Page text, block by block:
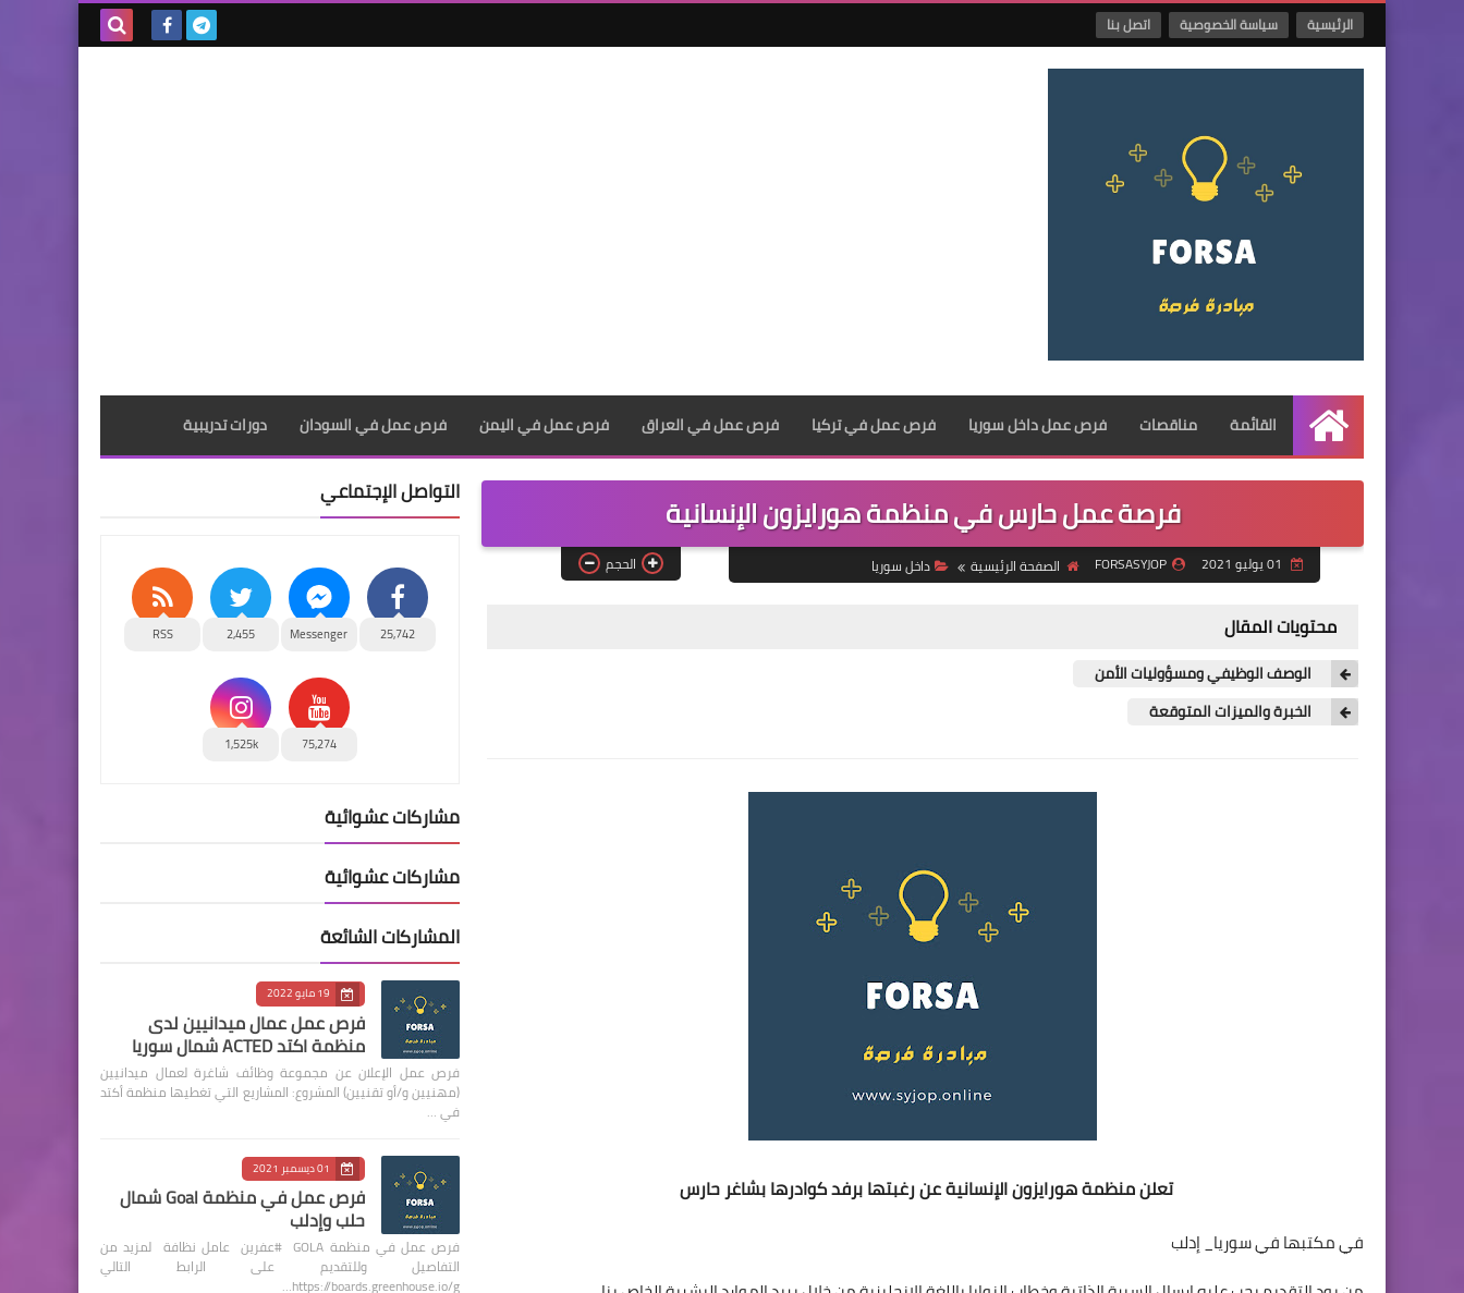
الرئيسية سياسة الخصوصية اتصل بنا
الرئيسية
القائمة مناقصات فرص عمل داخل سوريا فرص عمل في تركيا فرص عمل في العراق فرص عمل في اليمن فرص عمل في السودان دورات تدريبية
فرصة عمل حارس في منظمة هورايزون الإنسانية
FORSASYJOP الصفحة الرئيسية داخل سوريا الحجم
محتويات المقال
الوصف الوظيفي ومسؤوليات الأمن
الخبرة والميزات المتوقعة
تعلن منظمة هورايزون الإنسانية عن رغبتها برفد كوادرها بشاغر حارس
في مكتبها في سوريا_ إدلب
التواصل الإجتماعي
25,742
Messenger
2,455
RSS
75,274
1,525k
مشاركات عشوائية
مشاركات عشوائية
المشاركات الشائعة
19 مايو 2022
فرص عمل عمال ميدانيين لدى
منظمة اكتد ACTED شمال سوريا
فرص عمل الإعلان عن مجموعة وظائف شاغرة لعمال ميدانيين
(مهنيين و/أو تقنيين) المشروع: المشاريع التي تغطيها منظمة أكتد
في …
01 ديسمبر 2021
فرص عمل في منظمة Goal شمال
حلب وإدلب
فرص عمل في منظمة GOLA #عفرين عامل نظافة لمزيد من
التفاصيل وللتقديم على الرابط التالي
https://boards.greenhouse.io/g…